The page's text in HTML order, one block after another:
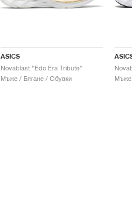
ASICS
Novablast "Edo Era Tribute"
Мъже / Бягане / Обувки
Мъже